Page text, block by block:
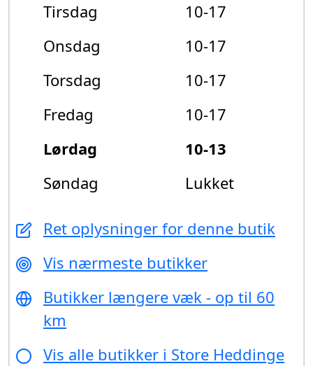
Tirsdag
10-17
Onsdag
10-17
Torsdag
10-17
Fredag
10-17
Lørdag
10-13
Søndag
Lukket
Ret oplysninger for denne butik
Vis nærmeste butikker
Butikker længere væk - op til 60
km
Vis alle butikker i Store Heddinge